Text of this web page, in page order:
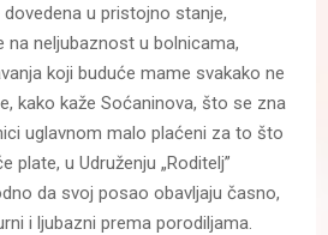
u pristojno stanje,
na neljubaznost u bolnicama,
koji buduće mame svakako ne
kako kaže Soćaninova, što se zna
uglavnom malo plaćeni za to što
plate, u Udruženju „Roditelj”
da svoj posao obavljaju časno,
i ljubazni prema porodiljama.